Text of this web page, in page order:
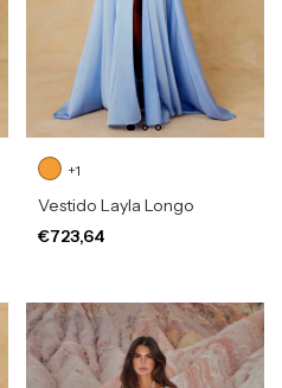
+1
Vestido Layla Longo
€723,64